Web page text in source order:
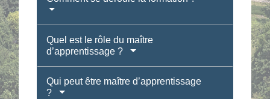
Quel est le rôle du maître
d’apprentissage ?
Qui peut être maître d’apprentissage
?